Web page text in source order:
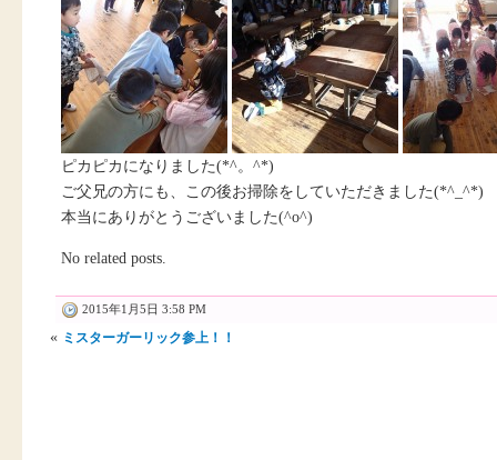
ピカピカになりました(*^。^*)
ご父兄の方にも、この後お掃除をしていただきました(*^_^*)
本当にありがとうございました(^o^)
No related posts.
2015年1月5日 3:58 PM
« ミスターガーリック参上！！